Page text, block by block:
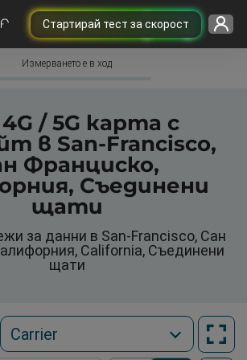
Cтартирай тест за скорост
Измерването е в ход
4G / 5G карта с
в San-Francisco,
Франциско,
Съединени
щати
за данни в San-Francisco, Сан
California, Съединени
щати